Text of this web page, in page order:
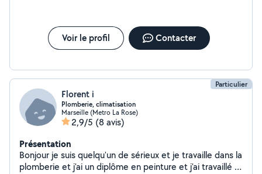
Voir le profil Contacter
Particulier
Florent i
Plomberie, climatisation
Marseille (Metro La Rose)
2,9/5 (8 avis)
Présentation
Bonjour je suis quelqu'un de sérieux et je travaille dans la
plomberie et j'ai un diplôme en peinture et j'ai travaillé à